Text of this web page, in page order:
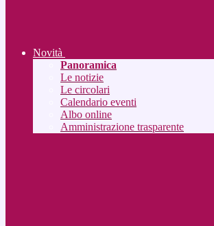
Novità
Panoramica
Le notizie
Le circolari
Calendario eventi
Albo online
Amministrazione trasparente